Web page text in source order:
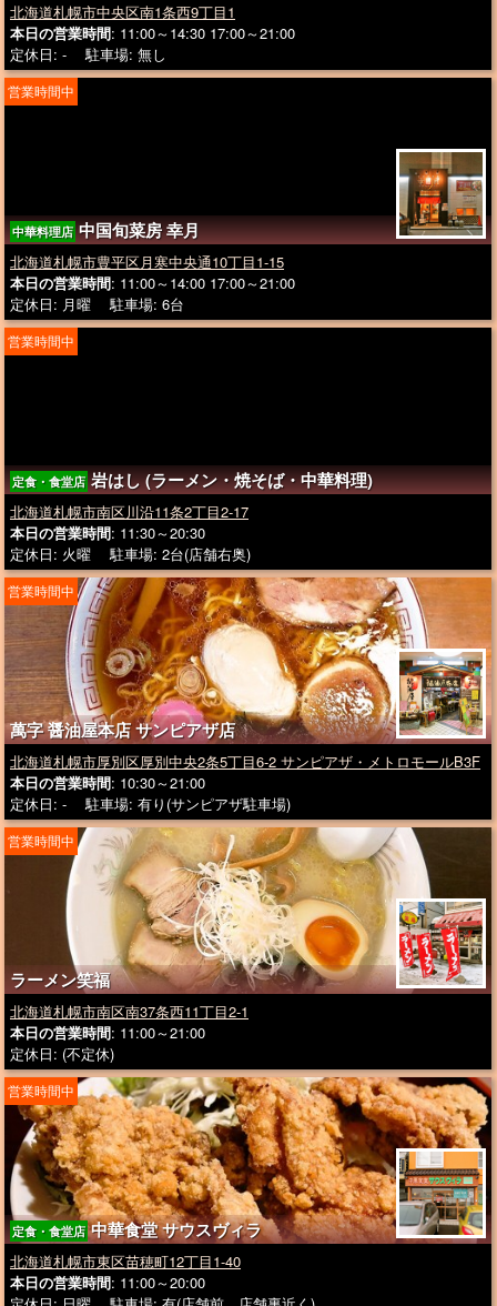
北海道札幌市中央区南1条西9丁目1
本日の営業時間: 11:00～14:30 17:00～21:00
定休日: - 駐車場: 無し
中華料理店 中国旬菜房 幸月
営業時間中
北海道札幌市豊平区月寒中央通10丁目1-15
本日の営業時間: 11:00～14:00 17:00～21:00
定休日: 月曜 駐車場: 6台
定食・食堂店 岩はし (ラーメン・焼そば・中華料理)
営業時間中
北海道札幌市南区川沿11条2丁目2-17
本日の営業時間: 11:30～20:30
定休日: 火曜 駐車場: 2台(店舗右奥)
萬字 醤油屋本店 サンピアザ店
営業時間中
北海道札幌市厚別区厚別中央2条5丁目6-2 サンピアザ・メトロモールB3F
本日の営業時間: 10:30～21:00
定休日: - 駐車場: 有り(サンピアザ駐車場)
ラーメン笑福
営業時間中
北海道札幌市南区南37条西11丁目2-1
本日の営業時間: 11:00～21:00
定休日: (不定休)
定食・食堂店 中華食堂 サウスヴィラ
営業時間中
北海道札幌市東区苗穂町12丁目1-40
本日の営業時間: 11:00～20:00